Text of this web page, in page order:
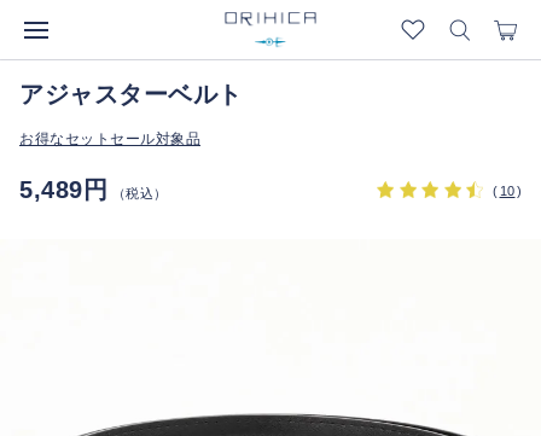
アジャスターベルト
お得なセットセール対象品
5,489円 （税込） ( 10)